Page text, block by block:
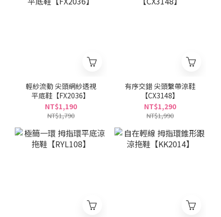
輕紗流動 尖頭網紗透視
平底鞋【FX2036】
NT$1,190
NT$1,790
有序交錯 尖頭繫帶涼鞋
【CX3148】
NT$1,290
NT$1,990